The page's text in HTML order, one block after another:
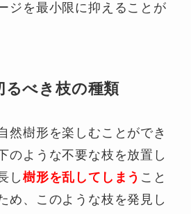
ジを最小限に抑えることが
るべき枝の種類
然樹形を楽しむことができ
のような不要な枝を放置し
し 樹形を乱してしまう こと
め、このような枝を発見し